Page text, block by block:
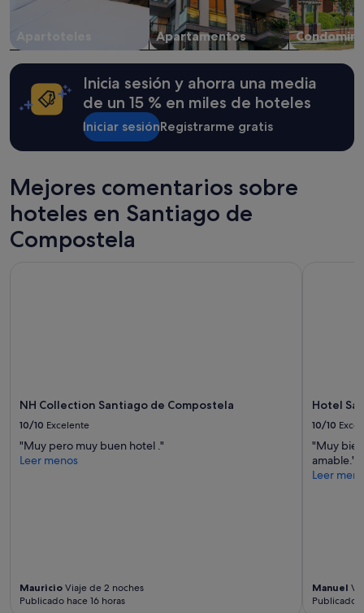
Pueden
aplicarse
términos
condiciones
adicionales.
Apartoteles Apartamentos
Inicia sesión y ahorra una media
de un 15 % en miles de hoteles
Iniciar sesiónRegistrarme gratis
Mejores comentarios sobre
hoteles en Santiago de
Compostela
NH Collection Santiago de Compostela
10/10 Excelente
"Muy pero muy buen hotel ."
Leer menos
Mauricio Viaje de 2 noches
Publicado hace 16 horas
Hotel
10/10
"Muy
amable."
Leer
Manuel
Publicado